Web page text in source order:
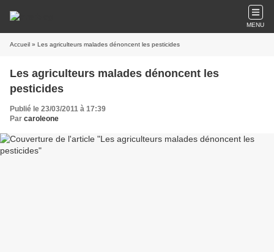
MENU
Accueil » Les agriculteurs malades dénoncent les pesticides
Les agriculteurs malades dénoncent les
pesticides
Publié le 23/03/2011 à 17:39
Par caroleone